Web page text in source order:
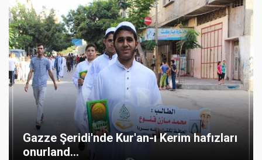
Gazze Şeridi'nde Kur'an-ı Kerim hafızları
onurland...